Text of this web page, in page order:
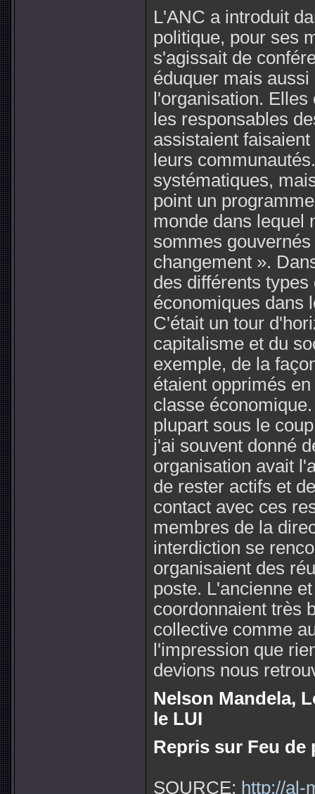
L'ANC a introduit
politique, pour ses
s'agissait de
éduquer mais
l'organisation.
les responsables
assistaient
leurs
systématiques,
point un
monde dans lequel
sommes
changement ».
des différents
économiques dans
C'était un tour
capitalisme et du
exemple, de la
étaient opprimés
classe
plupart sous le
j'ai souvent donné
organisation avait
de rester actifs et
contact avec ces
membres de la
interdiction se
organisaient des
poste. L'ancienne
coordonnaient très
collective comme
l'impression que
devions nous
Nelson Mandela,
le LUI
Repris sur Feu de
SOURCE: http://al-